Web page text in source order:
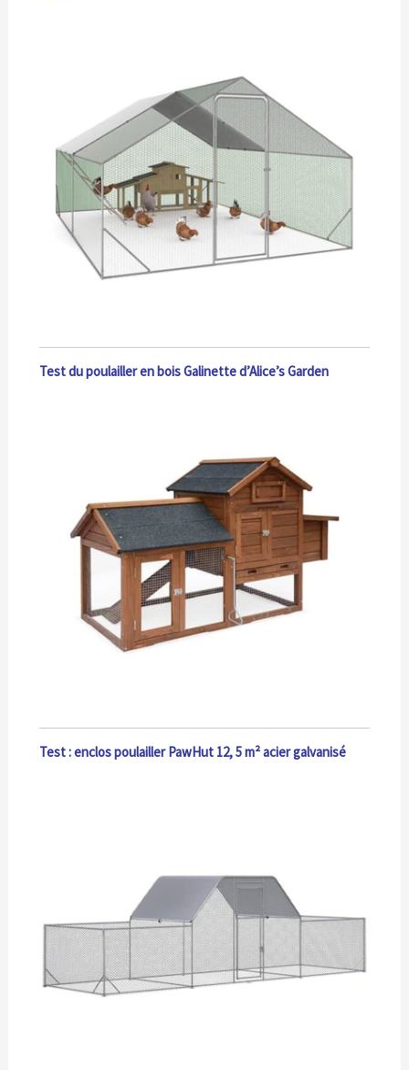
Test du poulailler en bois Galinette d’Alice’s Garden
Test : enclos poulailler PawHut 12, 5 m² acier galvanisé